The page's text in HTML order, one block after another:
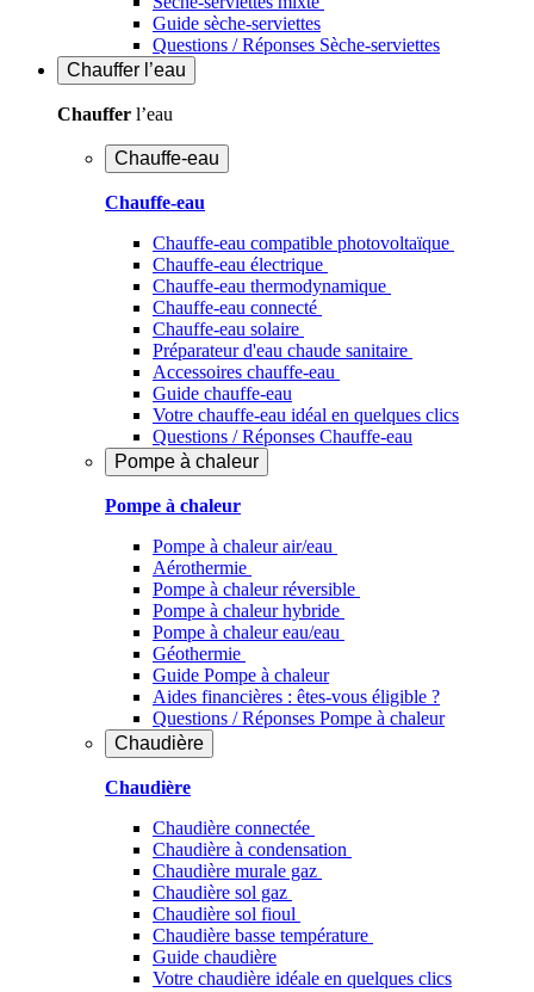
Guide sèche-serviettes
Questions / Réponses Sèche-serviettes
Chauffer l’eau
Chauffer l’eau
Chauffe-eau
Chauffe-eau
Chauffe-eau compatible photovoltaïque
Chauffe-eau électrique
Chauffe-eau thermodynamique
Chauffe-eau connecté
Chauffe-eau solaire
Préparateur d'eau chaude sanitaire
Accessoires chauffe-eau
Guide chauffe-eau
Votre chauffe-eau idéal en quelques clics
Questions / Réponses Chauffe-eau
Pompe à chaleur
Pompe à chaleur
Pompe à chaleur air/eau
Aérothermie
Pompe à chaleur réversible
Pompe à chaleur hybride
Pompe à chaleur​ eau/eau
Géothermie
Guide Pompe à chaleur
Aides financières : êtes-vous éligible ?
Questions / Réponses Pompe à chaleur
Chaudière
Chaudière
Chaudière connectée
Chaudière à condensation
Chaudière murale gaz
Chaudière sol gaz
Chaudière sol fioul
Chaudière basse température
Guide chaudière
Votre chaudière idéale en quelques clics